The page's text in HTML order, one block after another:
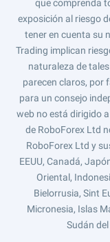
que comprenda
exposición al riesgo
tener en cuenta su
Trading implican
naturaleza de
parecen claros, por
para un consejo
web no está dirigido
de RoboForex Ltd
RoboForex Ltd y
EEUU, Canadá,
Oriental,
Bielorrusia, Sint
Micronesia, Islas
Sudán